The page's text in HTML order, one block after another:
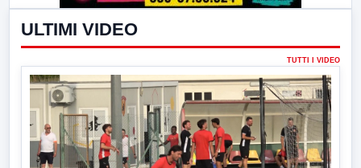
ULTIMI VIDEO
TUTTI I VIDEO